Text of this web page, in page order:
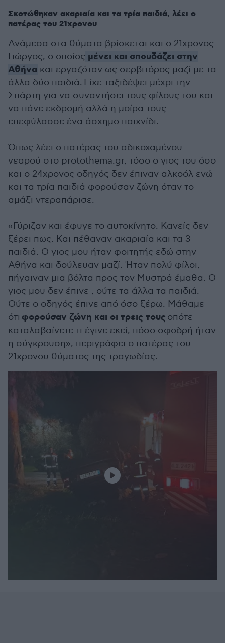
Σκοτώθηκαν ακαριαία και τα τρία παιδιά, λέει ο
πατέρας του 21χρονου
Ανάμεσα στα θύματα βρίσκεται και ο 21χρονος
Γιώργος, ο οποίος μένει και σπουδάζει στην
Αθήνα και εργαζόταν ως σερβιτόρος μαζί με τα
άλλα δύο παιδιά. Είχε ταξιδέψει μέχρι την
Σπάρτη για να συναντήσει τους φίλους του και
να πάνε εκδρομή αλλά η μοίρα τους
επεφύλασσε ένα άσχημο παιχνίδι.
Όπως λέει ο πατέρας του αδικοχαμένου
νεαρού στο protothema.gr, τόσο ο γιος του όσο
και ο 24χρονος οδηγός δεν έπιναν αλκοόλ ενώ
και τα τρία παιδιά φορούσαν ζώνη όταν το
αμάξι ντεραπάρισε.
«Γύριζαν και έφυγε το αυτοκίνητο. Κανείς δεν
ξέρει πως. Και πέθαναν ακαριαία και τα 3
παιδιά. Ο γιος μου ήταν φοιτητής εδώ στην
Αθήνα και δούλευαν μαζί. Ήταν πολύ φίλοι,
πήγαιναν μια βόλτα προς τον Μυστρά έμαθα. Ο
γιος μου δεν έπινε , ούτε τα άλλα τα παιδιά.
Ούτε ο οδηγός έπινε από όσο ξέρω. Μάθαμε
ότι φορούσαν ζώνη και οι τρεις τους οπότε
καταλαβαίνετε τι έγινε εκεί, πόσο σφοδρή ήταν
η σύγκρουση», περιγράφει ο πατέρας του
21χρονου θύματος της τραγωδίας.